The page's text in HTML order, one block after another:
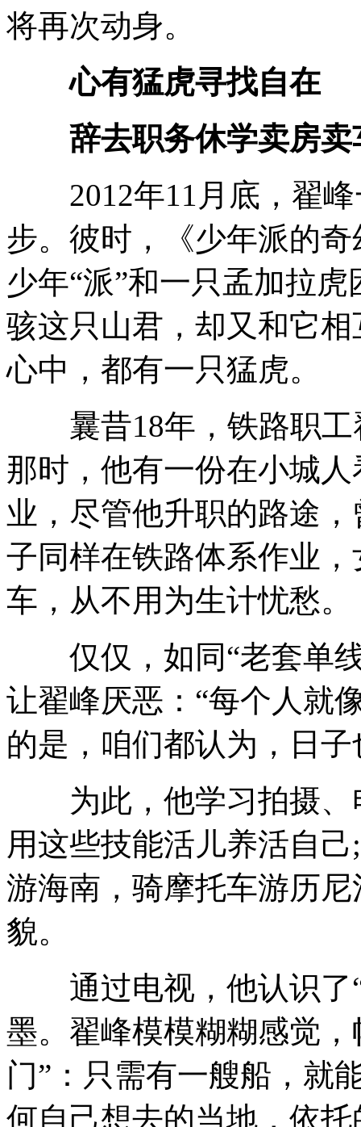
将再次动身。
心有猛虎寻找自在
辞去职务休学卖房卖
2012年11月底，翟峰
步。彼时，《少年派的
少年“派”和一只孟加拉
骇这只山君，却又和它
心中，都有一只猛虎。
曩昔18年，铁路职工
那时，他有一份在小城
业，尽管他升职的路途
子同样在铁路体系作业
车，从不用为生计忧愁。
仅仅，如同“老套单线
让翟峰厌恶：“每个人就
的是，咱们都认为，日
为此，他学习拍摄、
用这些技能活儿养活自
游海南，骑摩托车游历
貌。
通过电视，他认识了“
墨。翟峰模模糊糊感觉
门”：只需有一艘船，就
何自己想去的当地，依